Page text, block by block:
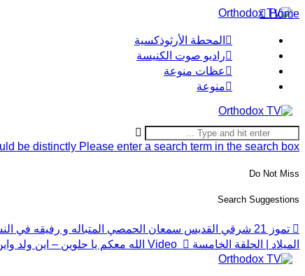
Home
المحطة الأرثوذكسية
راديو صوت الكنيسة
عظات منوعة
منوعة
be distinctly Please enter a search term in the search box.
Do Not Miss
Search Suggestions
تموز 21 شرقي القديس سمعان الحمصي المتباله و رفيقه في النسك يوحنا
الميلاد | الحلقة الخامسة
Video الله معكم يا حلوين – اين ولد